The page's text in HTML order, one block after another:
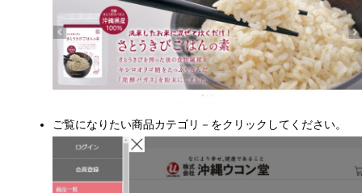
ご覧になりたい商品カテゴリ－をクリックしてください。